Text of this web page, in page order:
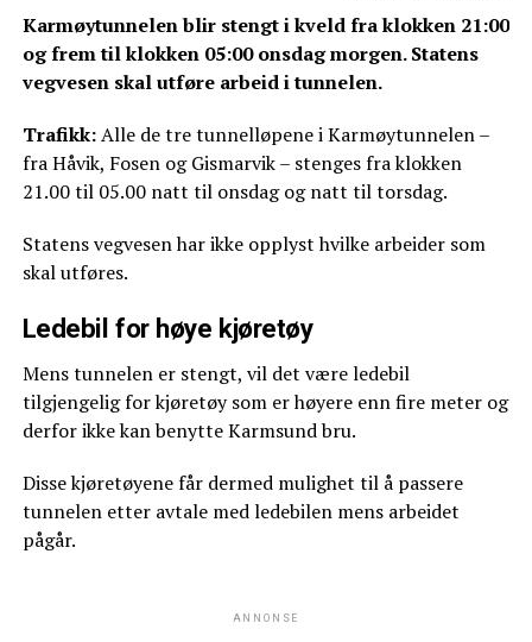
Karmøytunnelen blir stengt i kveld fra klokken 21:00
og frem til klokken 05:00 onsdag morgen. Statens
vegvesen skal utføre arbeid i tunnelen.
Trafikk:Alle de tre tunnelløpene i Karmøytunnelen –
fra Håvik, Fosen og Gismarvik – stenges fra klokken
21.00 til 05.00 natt til onsdag og natt til torsdag.
Statens vegvesen har ikke opplyst hvilke arbeider som
skal utføres.
Ledebil for høye kjøretøy
Mens tunnelen er stengt, vil det være ledebil
tilgjengelig for kjøretøy som er høyere enn fire meter og
derfor ikke kan benytte Karmsund bru.
Disse kjøretøyene får dermed mulighet til å passere
tunnelen etter avtale med ledebilen mens arbeidet
pågår.
ANNONSE